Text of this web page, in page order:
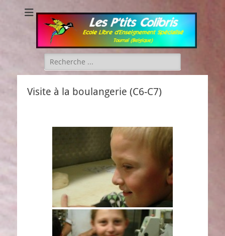
Les P'tits Colibris
Rechercher :
Visite à la boulangerie (C6-C7)